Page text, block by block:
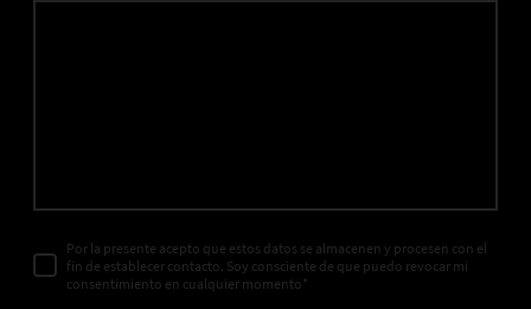
Por la presente acepto que estos datos se almacenen y procesen con el
fin de establecer contacto. Soy consciente de que puedo revocar mi
consentimiento en cualquier momento*